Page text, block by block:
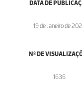
DATA DE
19 de Janeiro de
Nº DE
1636